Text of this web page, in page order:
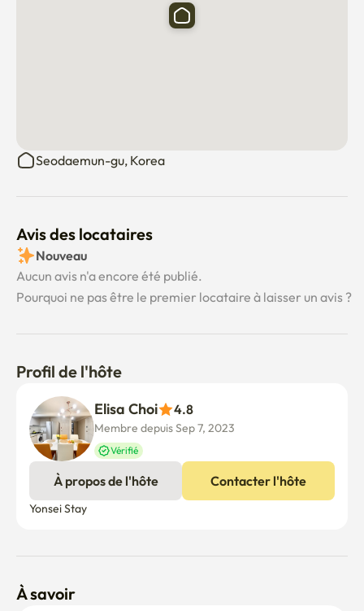
d'actions # EmbarquementMaison #Sinchon #Université
Seodaemun-gu, Korea
Avis des locataires
Nouveau
Aucun avis n'a encore été publié.
Pourquoi ne pas être le premier locataire à laisser un avis ?
Profil de l'hôte
Elisa Choi 4.8
Membre depuis Sep 7, 2023
Vérifié
À propos de l'hôte Contacter l'hôte
Yonsei Stay
À savoir